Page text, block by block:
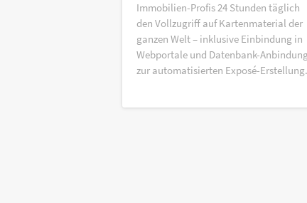
Immobilien-Profis 24 Stunden täglich
den Vollzugriff auf Kartenmaterial der
ganzen Welt – inklusive Einbindung in
Webportale und Datenbank-
zur automatisierten Exposé-Erstellung.